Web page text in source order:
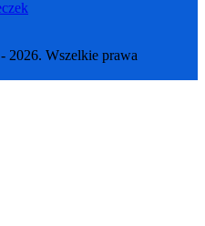
Wszelkie prawa